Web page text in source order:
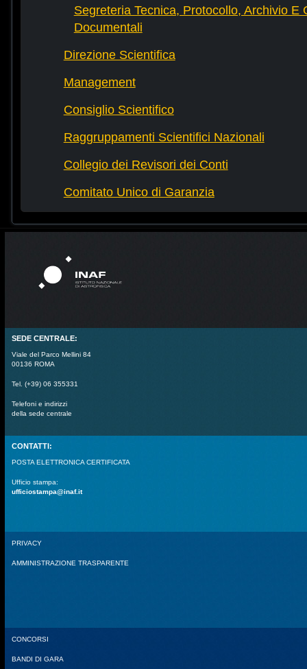
Segreteria Tecnica, Protocollo, Archivio E
Documentali
Direzione Scientifica
Management
Consiglio Scientifico
Raggruppamenti Scientifici Nazionali
Collegio dei Revisori dei Conti
Comitato Unico di Garanzia
SEDE CENTRALE:
Viale del Parco Mellini 84
00136 ROMA
Tel. (+39) 06 355331
Telefoni e indirizzi
della sede centrale
CONTATTI:
POSTA ELETTRONICA CERTIFICATA
Ufficio stampa:
ufficiostampa@inaf.it
PRIVACY
AMMINISTRAZIONE TRASPARENTE
CONCORSI
BANDI DI GARA